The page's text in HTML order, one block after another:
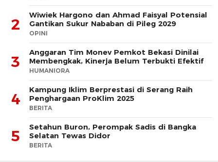
2
Wiwiek Hargono dan Ahmad Faisyal Potensial
Gantikan Sukur Nababan di Pileg 2029
OPINI
3
Anggaran Tim Monev Pemkot Bekasi Dinilai
Membengkak, Kinerja Belum Terbukti Efektif
HUMANIORA
4
Kampung Iklim Berprestasi di Serang Raih
Penghargaan ProKlim 2025
BERITA
5
Setahun Buron, Perompak Sadis di Bangka
Selatan Tewas Didor
BERITA